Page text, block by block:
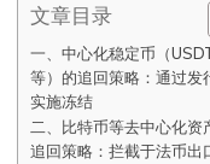
文章目录
一、中心化稳定币（
等）的追回策略：通过发
实施冻结
二、比特币等去中心化资
追回策略：拦截于法币出